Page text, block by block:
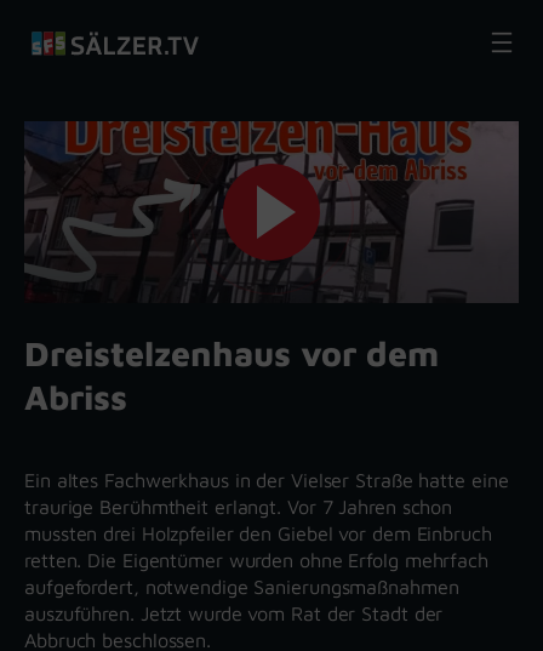
Inhalt
springen
Dreistelzenhaus vor dem
Abriss
Ein altes Fachwerkhaus in der Vielser Straße hatte eine
traurige Berühmtheit erlangt. Vor 7 Jahren schon
mussten drei Holzpfeiler den Giebel vor dem Einbruch
retten. Die Eigentümer wurden ohne Erfolg mehrfach
aufgefordert, notwendige Sanierungsmaßnahmen
auszuführen. Jetzt wurde vom Rat der Stadt der
Abbruch beschlossen.